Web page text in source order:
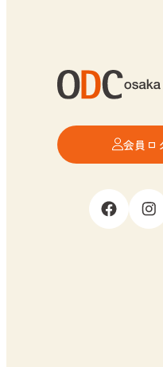
会員ロ